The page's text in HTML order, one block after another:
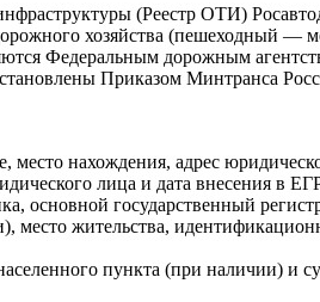
(Реестр ОТИ)
хозяйства (пешеходный —
Федеральным дорожным
Приказом Минтранса
нахождения, адрес
лица и дата внесения в
основной государственный
жительства,
пункта (при наличии) и